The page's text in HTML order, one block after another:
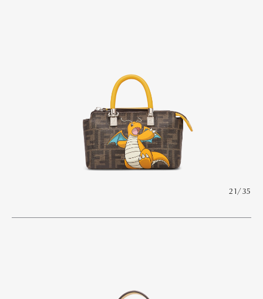
21/35